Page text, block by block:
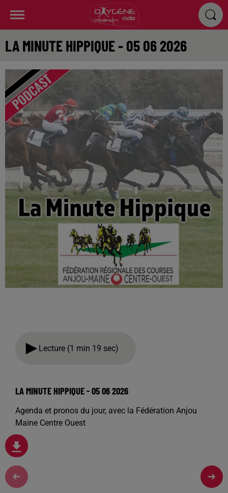
LA MINUTE HIPPIQUE - 05 06 2026
Lecture (1 min 19 sec)
LA MINUTE HIPPIQUE - 05 06 2026
Agenda et pronos du jour, avec la Fédération Anjou
Maine Centre Ouest